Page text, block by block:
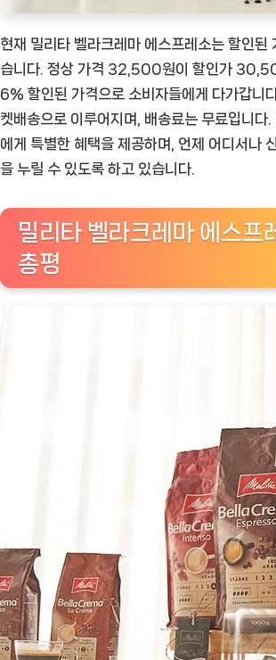
현재 밀리타 벨라크레마 에스프레소는 할인된
습니다. 정상 가격 32,500원이 할인가
6% 할인된 가격으로 소비자들에게 다가갑니
켓배송으로 이루어지며, 배송료는 무료입니다
에게 특별한 혜택을 제공하며, 언제 어디서나
을 누릴 수 있도록 하고 있습니다.
밀리타 벨라크레마 에스프
총평